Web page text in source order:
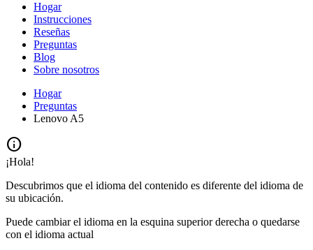
Hogar
Instrucciones
Reseñas
Preguntas
Blog
Sobre nosotros
Hogar
Preguntas
Lenovo A5
info
¡Hola!
Descubrimos que el idioma del contenido es diferente del idioma de
su ubicación.
Puede cambiar el idioma en la esquina superior derecha o quedarse
con el idioma actual